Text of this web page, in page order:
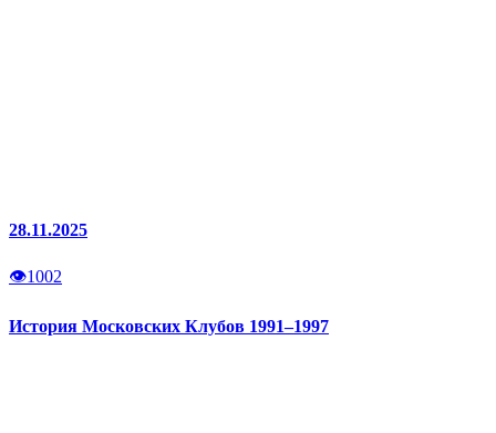
28.11.2025
👁1002
История Московских Клубов 1991–1997